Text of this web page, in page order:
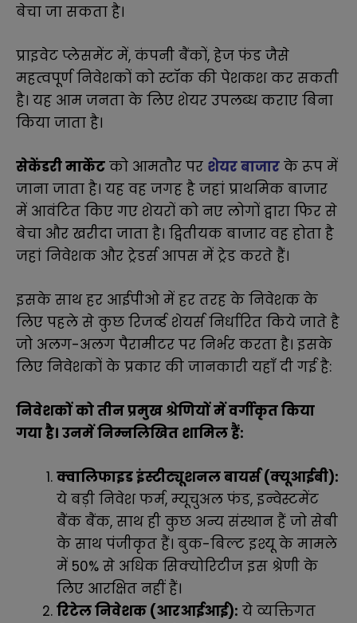
बेचा जा सकता है।
प्राइवेट प्लेसमेंट में, कंपनी बैंकों, हेज फंड जैसे
महत्वपूर्ण निवेशकों को स्टॉक की पेशकश कर सकती
है। यह आम जनता के लिए शेयर उपलब्ध कराए बिना
किया जाता है।
सेकेंडरी मार्केट को आमतौर पर शेयर बाजार के रूप में
जाना जाता है। यह वह जगह है जहां प्राथमिक बाजार
में आवंटित किए गए शेयरों को नए लोगों द्वारा फिर से
बेचा और खरीदा जाता है। द्वितीयक बाजार वह होता है
जहां निवेशक और ट्रेडर्स आपस में ट्रेड करते हैं।
इसके साथ हर आईपीओ में हर तरह के निवेशक के
लिए पहले से कुछ रिजर्व्ड शेयर्स निर्धारित किये जाते है
जो अलग-अलग पैरामीटर पर निर्भर करता है। इसके
लिए निवेशकों के प्रकार की जानकारी यहाँ दी गई है:
निवेशकों को तीन प्रमुख श्रेणियों में वर्गीकृत किया
गया है। उनमें निम्नलिखित शामिल हैं:
क्वालिफाइड इंस्टीट्यूशनल बायर्स (क्यूआईबी):
ये बड़ी निवेश फर्म, म्यूचुअल फंड, इन्वेस्टमेंट
बैंक बैंक, साथ ही कुछ अन्य संस्थान हैं जो सेबी
के साथ पंजीकृत हैं। बुक-बिल्ट इश्यू के मामले
में 50% से अधिक सिक्योरिटीज इस श्रेणी के
लिए आरक्षित नहीं हैं।
रिटेल निवेशक (आरआईआई): ये व्यक्तिगत